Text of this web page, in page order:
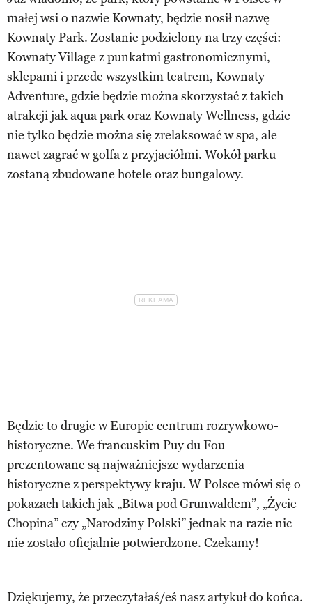
małej wsi o nazwie Kownaty, będzie nosił nazwę
Kownaty Park. Zostanie podzielony na trzy części:
Kownaty Village z punkatmi gastronomicznymi,
sklepami i przede wszystkim teatrem, Kownaty
Adventure, gdzie będzie można skorzystać z takich
atrakcji jak aqua park oraz Kownaty Wellness, gdzie
nie tylko będzie można się zrelaksować w spa, ale
nawet zagrać w golfa z przyjaciółmi. Wokół parku
zostaną zbudowane hotele oraz bungalowy.
Będzie to drugie w Europie centrum rozrywkowo-
historyczne. We francuskim Puy du Fou
prezentowane są najważniejsze wydarzenia
historyczne z perspektywy kraju. W Polsce mówi się o
pokazach takich jak „Bitwa pod Grunwaldem”, „Życie
Chopina” czy „Narodziny Polski” jednak na razie nic
nie zostało oficjalnie potwierdzone. Czekamy!
Dziękujemy, że przeczytałaś/eś nasz artykuł do końca.